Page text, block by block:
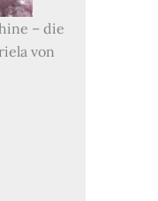
– die
von